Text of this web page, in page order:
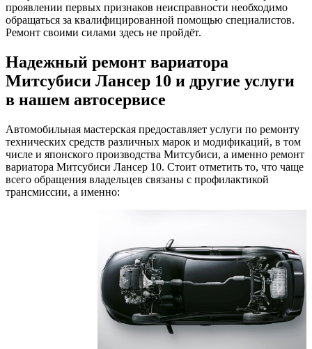
проявлении первых признаков неисправности необходимо
обращаться за квалифицированной помощью специалистов.
Ремонт своими силами здесь не пройдёт.
Надежный ремонт вариатора
Митсубиси Лансер 10 и другие услуги
в нашем автосервисе
Автомобильная мастерская предоставляет услуги по ремонту
технических средств различных марок и модификаций, в том
числе и японского производства Митсубиси, а именно ремонт
вариатора Митсубиси Лансер 10. Стоит отметить то, что чаще
всего обращения владельцев связаны с профилактикой
трансмиссии, а именно: